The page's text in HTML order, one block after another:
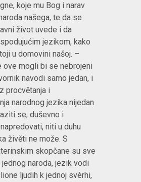
koje mu Bog i narav
našega, te da se
život uvede i da
jezikom, kako
u domovini našoj. –
ove mogli bi se nebrojeni
navodi samo jedan, i
procvětanja i
narodnog jezika nijedan
se, duševno i
niti u duhu
živěti ne može. S
skopčane su sve
naroda, jezik vodi
ljudih k jednoj svèrhi,